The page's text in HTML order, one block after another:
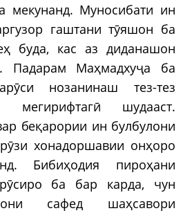
мекунанд. Муносибати ин
гаштани тӯяшон ба
буда, кас аз диданашон
Падарам Маҳмадхуҷа ба
нозанинаш тез-тез
мегирифтагӣ шудааст.
беқарории ин булбулони
хонадоршавии онҳоро
Бибиҳодия пироҳани
ба бар карда, чун
сафед шаҳсавори